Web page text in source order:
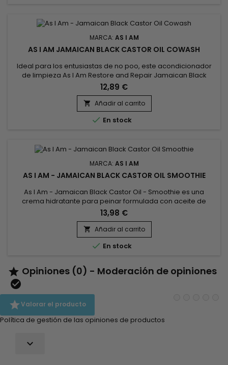
MARCA: AS I AM
AS I AM JAMAICAN BLACK CASTOR OIL COWASH
Ideal para los entusiastas de no poo, este acondicionador
de limpieza As I Am Restore and Repair Jamaican Black
Castor Oil Cowash con ingredientes naturales hidrata y
protege tu cabello tipo 3-4 mientras elimina los residuos.
12,89 €
 Añadir al carrito
 En stock
MARCA: AS I AM
AS I AM - JAMAICAN BLACK CASTOR OIL SMOOTHIE
As I Am - Jamaican Black Castor Oil - Smoothie es una
crema hidratante para peinar formulada con aceite de
ricino negro, ideal para peinados como trenzas, giros, etc...
As I Am - Jamaican Black Castor Oil - Smoothie proporciona
una fijación potente sin apelmazando tu cabello.
13,98 €
 Añadir al carrito
 En stock
 Opiniones (0) - Moderación de opiniones

Valorar el producto
Política de gestión de las opiniones de productos
